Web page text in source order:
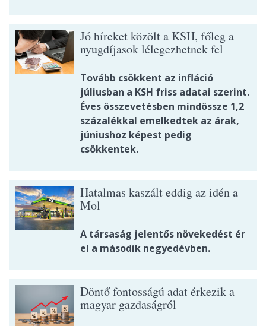
Jó híreket közölt a KSH, főleg a
nyugdíjasok lélegezhetnek fel
Tovább csökkent az infláció
júliusban a KSH friss adatai szerint.
Éves összevetésben mindössze 1,2
százalékkal emelkedtek az árak,
júniushoz képest pedig
csökkentek.
Hatalmas kaszált eddig az idén a
Mol
A társaság jelentős növekedést ér
el a második negyedévben.
Döntő fontosságú adat érkezik a
magyar gazdaságról